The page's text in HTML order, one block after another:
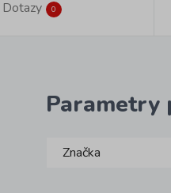
Dotazy 0
Parametry
Značka